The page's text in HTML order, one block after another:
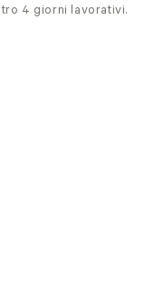
4 giorni lavorativi.